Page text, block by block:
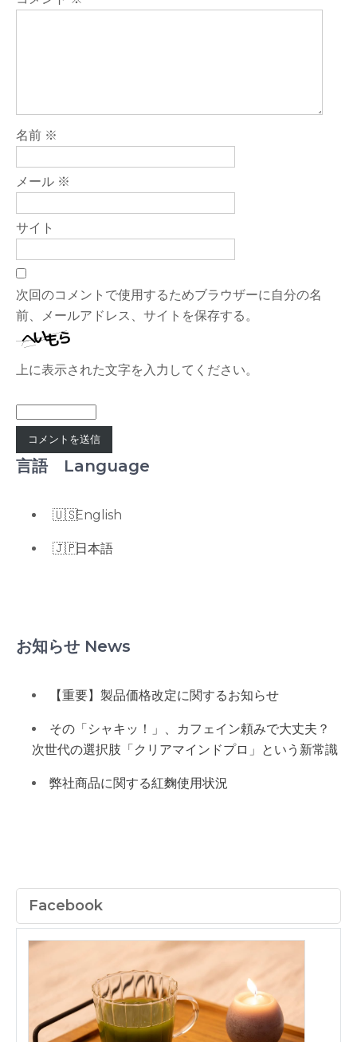
名前 ※
メール ※
サイト
次回のコメントで使用するためブラウザーに自分の名
前、メールアドレス、サイトを保存する。
上に表示された文字を入力してください。
言語 Language
English
日本語
お知らせ News
【重要】製品価格改定に関するお知らせ
その「シャキッ！」、カフェイン頼みで大丈夫？
次世代の選択肢「クリアマインドプロ」という新常識
弊社商品に関する紅麴使用状況
Facebook